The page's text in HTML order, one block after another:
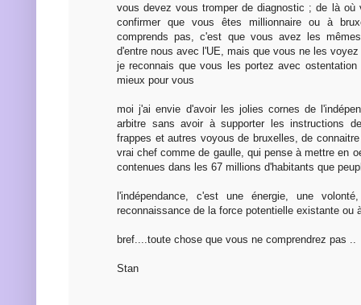
vous devez vous tromper de diagnostic ; de là
confirmer que vous êtes millionnaire ou à
comprends pas, c'est que vous avez les
d'entre nous avec l'UE, mais que vous ne les
je reconnais que vous les portez avec
mieux pour vous
moi j'ai envie d'avoir les jolies cornes de
arbitre sans avoir à supporter les instructions
frappes et autres voyous de bruxelles, de
vrai chef comme de gaulle, qui pense à mettre en
contenues dans les 67 millions d'habitants que
l'indépendance, c'est une énergie, une
reconnaissance de la force potentielle existante ou
bref....toute chose que vous ne comprendrez pas ..
Stan